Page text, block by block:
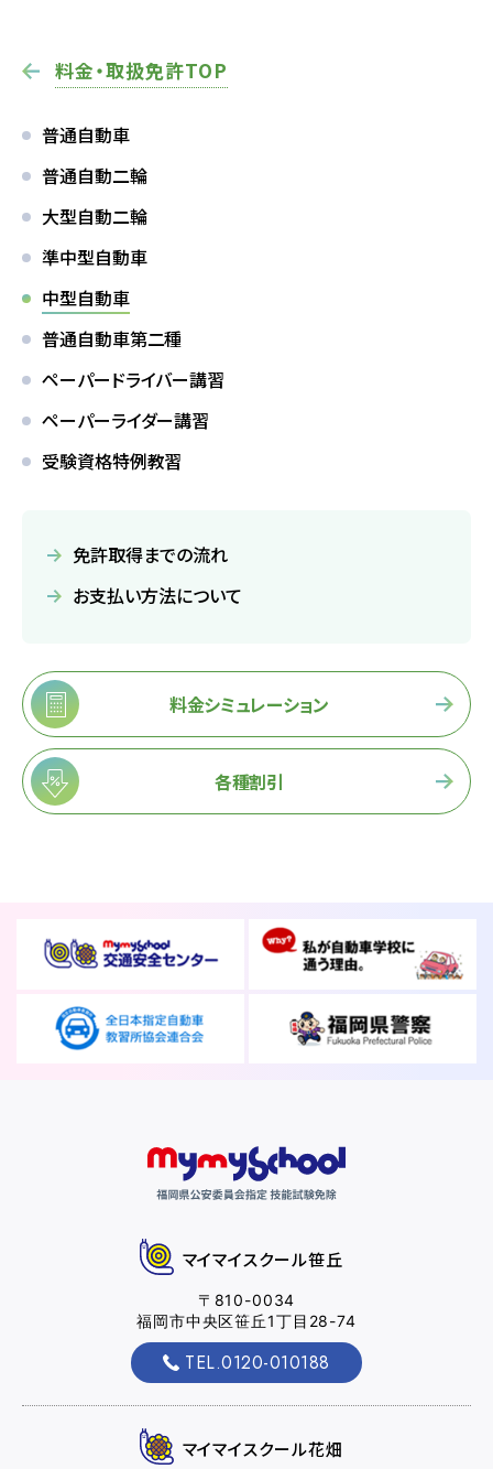
FOLLOW SNS
料金・取扱免許TOP
普通自動車
普通自動二輪
大型自動二輪
準中型自動車
中型自動車
普通自動車第二種
ペーパードライバー講習
ペーパーライダー講習
受験資格特例教習
免許取得までの流れ
お支払い方法について
料金シミュレーション
各種割引
マイマイスクール笹丘
〒810-0034
福岡市中央区笹丘1丁目28-74
TEL.0120-010188
マイマイスクール花畑